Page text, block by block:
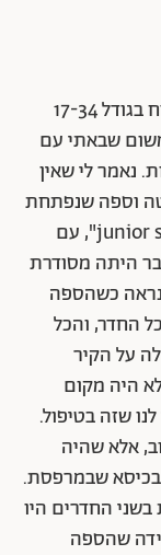
טרם בואי קראתי שבמלון יש 22 חדרי אירוח בגודל 17-34
בגודל 50-100 מטר. משום שבאתי עם
נאמר לי שאין
וספה שנפתחת
למיטה. כשהגענו התברר שמדובר ב"junior suite", עם
היתה מסודרת
נראה כשהספה
החדר, והכל
על הקיר
היה מקום
שזה בטיפול.
אלא שהיה
שבמרפסת.
בשני החדרים היו
שהספה